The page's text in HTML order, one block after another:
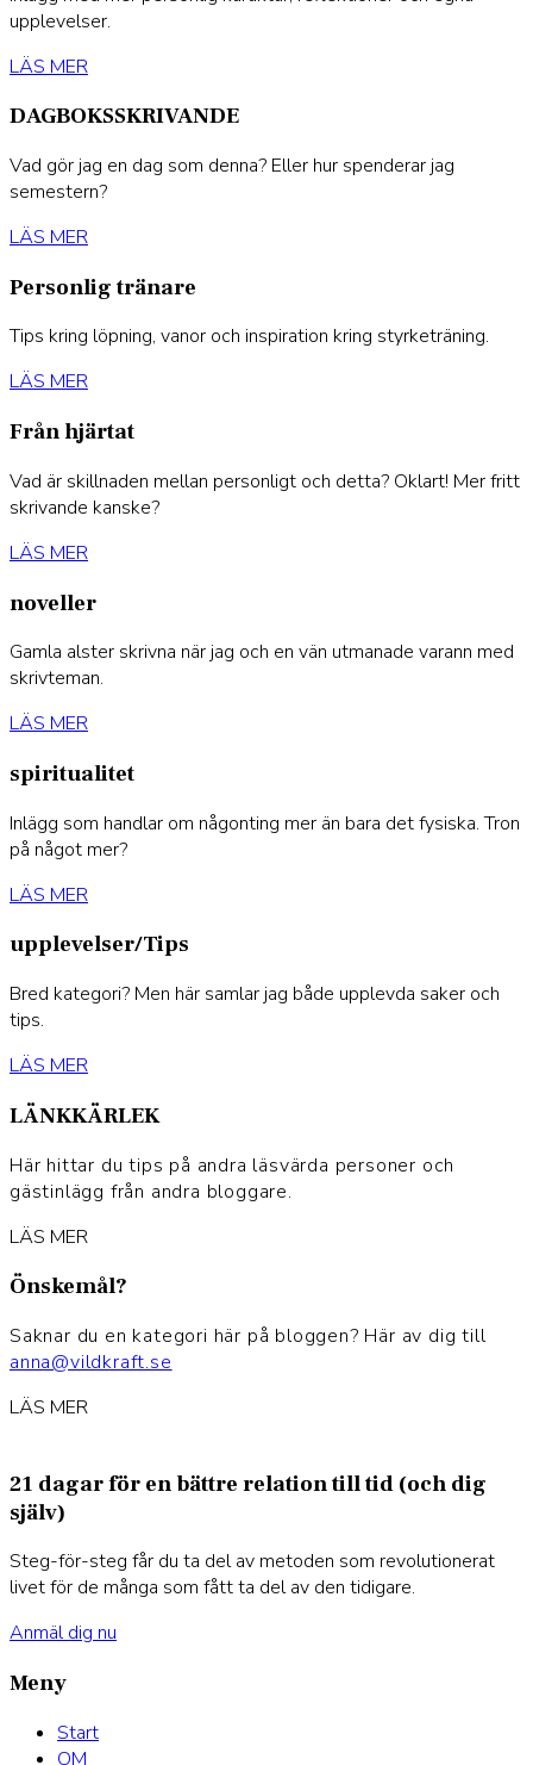
upplevelser.
LÄS MER
DAGBOKSSKRIVANDE
Vad gör jag en dag som denna? Eller hur spenderar jag
semestern?
LÄS MER
Personlig tränare
Tips kring löpning, vanor och inspiration kring styrketräning.
LÄS MER
Från hjärtat
Vad är skillnaden mellan personligt och detta? Oklart! Mer fritt
skrivande kanske?
LÄS MER
noveller
Gamla alster skrivna när jag och en vän utmanade varann med
skrivteman.
LÄS MER
spiritualitet
Inlägg som handlar om någonting mer än bara det fysiska. Tron
på något mer?
LÄS MER
upplevelser/Tips
Bred kategori? Men här samlar jag både upplevda saker och
tips.
LÄS MER
LÄNKKÄRLEK
Här hittar du tips på andra läsvärda personer och
gästinlägg från andra bloggare.
LÄS MER
Önskemål?
Saknar du en kategori här på bloggen? Här av dig till
anna@vildkraft.se
LÄS MER
21 dagar för en bättre relation till tid (och dig
själv)
Steg-för-steg får du ta del av metoden som revolutionerat
livet för de många som fått ta del av den tidigare.
Anmäl dig nu
Meny
Start
OM